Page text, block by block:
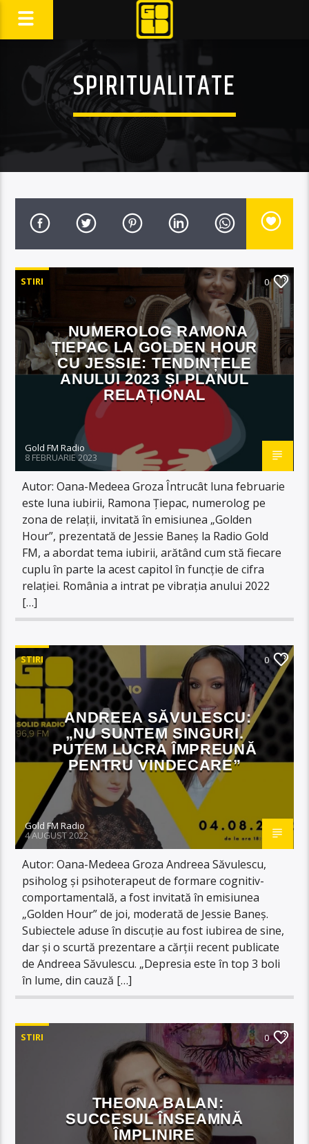
SPIRITUALITATE
STIRI 0
NUMEROLOG RAMONA
ȚIEPAC LA GOLDEN HOUR
CU JESSIE: TENDINȚELE
ANULUI 2023 ȘI PLANUL
RELAȚIONAL
Gold FM Radio
8 FEBRUARIE 2023
Autor: Oana-Medeea Groza Întrucât luna februarie
este luna iubirii, Ramona Țiepac, numerolog pe
zona de relații, invitată în emisiunea „Golden
Hour”, prezentată de Jessie Baneș la Radio Gold
FM, a abordat tema iubirii, arătând cum stă fiecare
cuplu în parte la acest capitol în funcție de cifra
relației. România a intrat pe vibrația anului 2022
[…]
STIRI 0
ANDREEA SĂVULESCU:
„NU SUNTEM SINGURI.
PUTEM LUCRA ÎMPREUNĂ
PENTRU VINDECARE”
Gold FM Radio
4 AUGUST 2022
Autor: Oana-Medeea Groza Andreea Săvulescu,
psiholog și psihoterapeut de formare cognitiv-
comportamentală, a fost invitată în emisiunea
„Golden Hour” de joi, moderată de Jessie Baneș.
Subiectele aduse în discuție au fost iubirea de sine,
dar și o scurtă prezentare a cărții recent publicate
de Andreea Săvulescu. „Depresia este în top 3 boli
în lume, din cauză […]
STIRI 0
THEONA BALAN:
SUCCESUL ÎNSEAMNĂ
ÎMPLINIRE